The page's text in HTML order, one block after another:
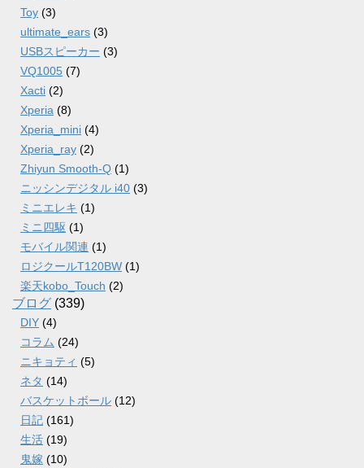
Toy (3)
ultimate_ears (3)
USBスピーカー (3)
VQ1005 (7)
Xacti (2)
Xperia (8)
Xperia_mini (4)
Xperia_ray (2)
Zhiyun Smooth-Q (1)
ニッシンデジタル i40 (3)
ミニエレキ (1)
ミニ四駆 (1)
モバイル関連 (1)
ロジクールT120BW (1)
楽天kobo_Touch (2)
ブログ (339)
DIY (4)
コラム (24)
ニキョティ (5)
ネタ (14)
バスケットボール (12)
日記 (161)
生活 (19)
鬼嫁 (10)